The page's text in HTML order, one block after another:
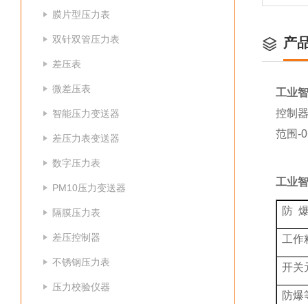
膜片型压力表
双针双管压力表
差压表
微差压表
智能压力变送器
差压力表变送器
数字压力表
PM10压力变送器
隔膜压力表
差压控制器
不锈钢压力表
压力校验仪器
产
工业
控制
范围-
工业
防
工作
开关
防爆